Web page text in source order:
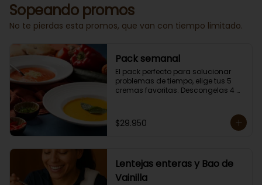
Sopeando promos
No te pierdas esta promos, que van con tiempo limitado.
Pack semanal
El pack perfecto para solucionar
problemas de tiempo, elige tus 5
cremas favoritas. Descongelas 4
temperatura deseada.
Envase amigable con el ambiente.
$29.950
Lentejas enteras y Bao de
Vainilla